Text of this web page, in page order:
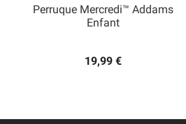
Perruque Mercredi™ Addams
Enfant
19,99 €
Aperçu rapide